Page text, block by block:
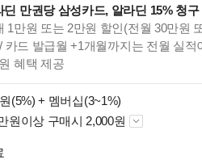
딘 만권당 삼성카드, 알라딘 15% 청구
1만원 또는 2만원 할인(전월 30만원
카드 발급월 +1개월까지는 전월 실적
혜택 제공
(5%) + 멤버십(3~1%)
원이상 구매시 2,000원